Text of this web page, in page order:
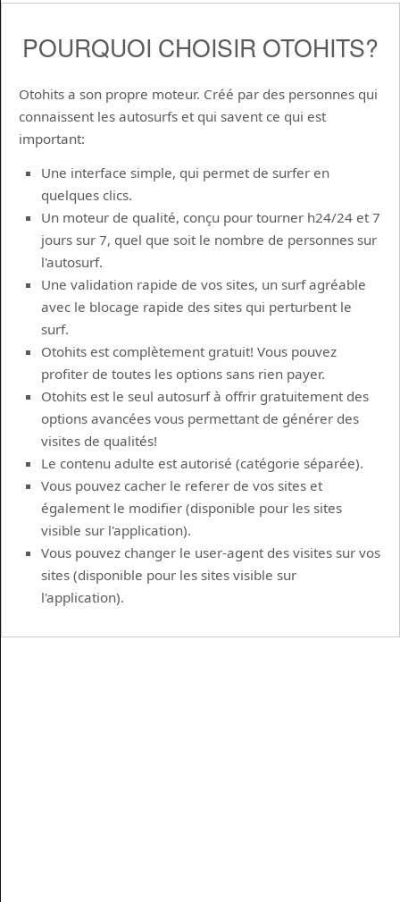
POURQUOI CHOISIR OTOHITS?
Otohits a son propre moteur. Créé par des personnes qui
connaissent les autosurfs et qui savent ce qui est
important:
Une interface simple, qui permet de surfer en
quelques clics.
Un moteur de qualité, conçu pour tourner h24/24 et 7
jours sur 7, quel que soit le nombre de personnes sur
l'autosurf.
Une validation rapide de vos sites, un surf agréable
avec le blocage rapide des sites qui perturbent le
surf.
Otohits est complètement gratuit! Vous pouvez
profiter de toutes les options sans rien payer.
Otohits est le seul autosurf à offrir gratuitement des
options avancées vous permettant de générer des
visites de qualités!
Le contenu adulte est autorisé (catégorie séparée).
Vous pouvez cacher le referer de vos sites et
également le modifier (disponible pour les sites
visible sur l'application).
Vous pouvez changer le user-agent des visites sur vos
sites (disponible pour les sites visible sur
l'application).